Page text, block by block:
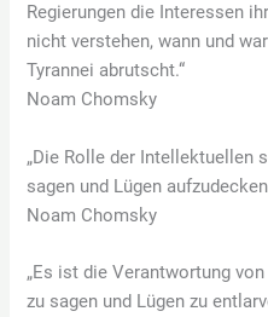
Regierungen die Interessen
nicht verstehen, wann und
Tyrannei abrutscht.“
Noam Chomsky
„Die Rolle der Intellektuellen
sagen und Lügen
Noam Chomsky
„Es ist die Verantwortung
zu sagen und Lügen zu